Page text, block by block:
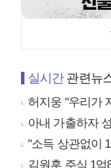
실시간관련뉴
허지웅 "우리가
아내 가출하자
"소득 상관없이
김원훈 주식 1